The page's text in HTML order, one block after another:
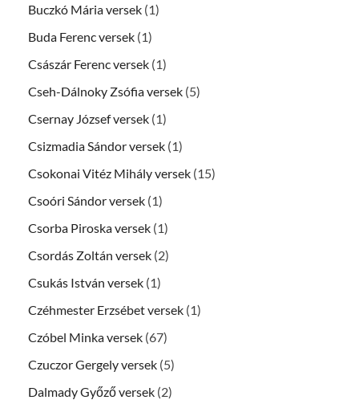
Buczkó Mária versek (1)
Buda Ferenc versek (1)
Császár Ferenc versek (1)
Cseh-Dálnoky Zsófia versek (5)
Csernay József versek (1)
Csizmadia Sándor versek (1)
Csokonai Vitéz Mihály versek (15)
Csoóri Sándor versek (1)
Csorba Piroska versek (1)
Csordás Zoltán versek (2)
Csukás István versek (1)
Czéhmester Erzsébet versek (1)
Czóbel Minka versek (67)
Czuczor Gergely versek (5)
Dalmady Győző versek (2)